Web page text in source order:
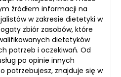
źródłem informacji na
w zakresie dietetyki w
zbiór zasobów, które
dietetyków
potrzeb i oczekiwań. Od
po opinie innych
potrzebujesz, znajduje się w